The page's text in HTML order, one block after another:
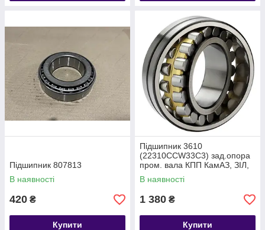
Підшипник 807813
В наявності
420 ₴
Купити
Підшипник 3610
(22310CCW33C3) зад.опора
пром. вала КПП КамАЗ, ЗІЛ,
УРАЛ 50х110х40
В наявності
1 380 ₴
Купити